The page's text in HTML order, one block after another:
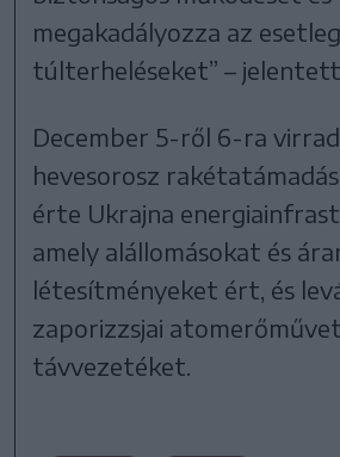
megakadályozza az
túlterheléseket” –
December 5-ről 6-ra
hevesorosz
érte Ukrajna
amely alállomásokat és
létesítményeket ért, és
zaporizzsjai
távvezetéket.